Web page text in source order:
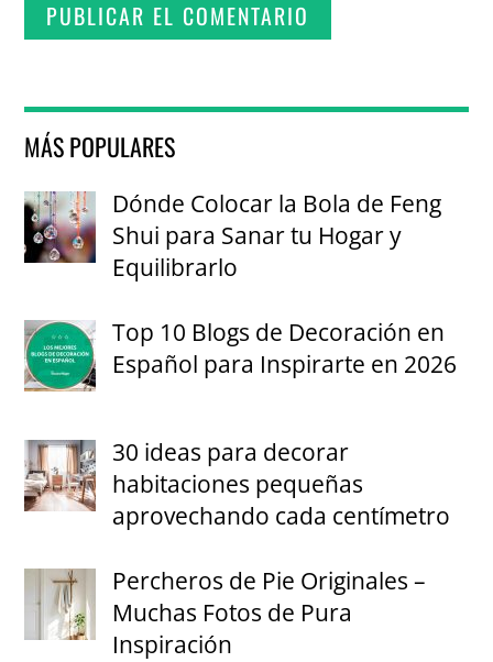
MÁS POPULARES
Dónde Colocar la Bola de Feng
Shui para Sanar tu Hogar y
Equilibrarlo
Top 10 Blogs de Decoración en
Español para Inspirarte en 2026
30 ideas para decorar
habitaciones pequeñas
aprovechando cada centímetro
Percheros de Pie Originales –
Muchas Fotos de Pura
Inspiración